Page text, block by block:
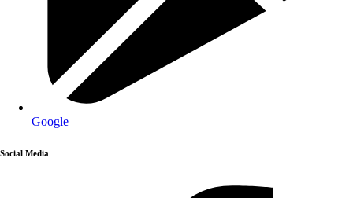
Google
Social Media